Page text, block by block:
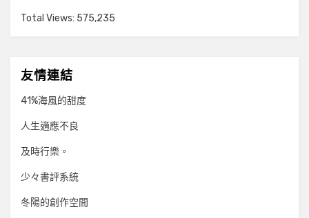
Total Views: 575,235
友情連結
41%海風的甜度
人生適應不良
及時行樂。
少々書評系統
冬陽的創作空間